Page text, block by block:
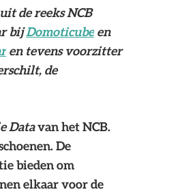
de reeks NCB
bij Domoticube en
en tevens voorzitter
de
Data van het NCB.
De
bieden om
elkaar voor de